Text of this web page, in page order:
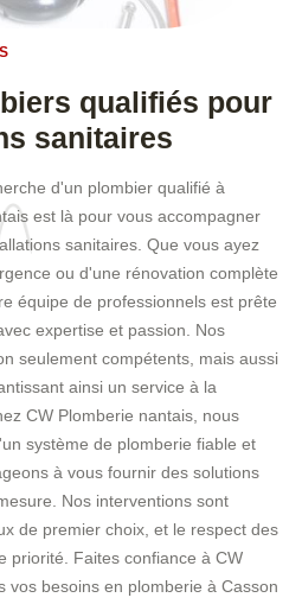
qualifiés pour
sanitaires
d'un plombier qualifié à
est là pour vous accompagner
sanitaires. Que vous ayez
ou d'une rénovation complète
équipe de professionnels est prête
expertise et passion. Nos
seulement compétents, mais aussi
ainsi un service à la
CW Plomberie nantais, nous
système de plomberie fiable et
à vous fournir des solutions
Nos interventions sont
de premier choix, et le respect des
priorité. Faites confiance à CW
vos besoins en plomberie à Casson